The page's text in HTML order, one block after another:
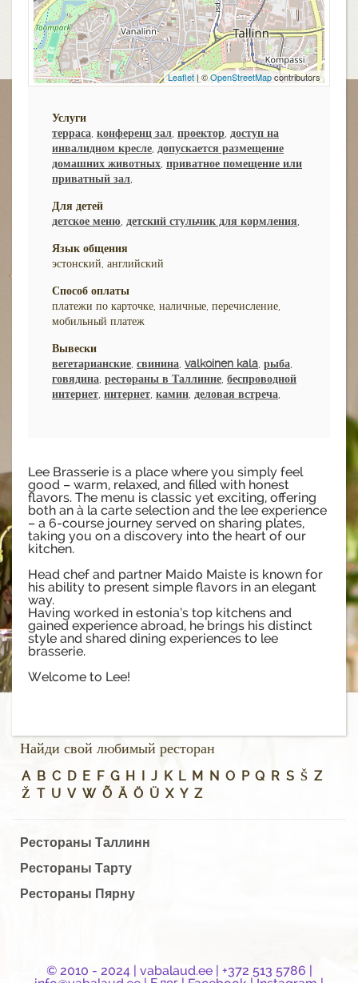
Leaflet | ©OpenStreetMapcontributors
Услуги
терраса, конференц зал, проектор, доступ на
инвалидном кресле, допускается размещение
домашних животных, приватное помещение или
приватный зал,
Для детей
детское меню, детский стульчик для кормления,
Язык общения
эстонский, английский
Способ оплаты
платежи по карточке, наличные, перечисление,
мобильный платеж
Вывески
вегетарианские, свинина, valkoinen kala, рыба,
говядина, рестораны в Таллинне, беспроводной
интернет, интернет, камин, деловая встреча,
Lee Brasserie is a place where you simply feel
good – warm, relaxed, and filled with honest
flavors. The menu is classic yet exciting, offering
both an à la carte selection and the lee experience
– a 6-course journey served on sharing plates,
taking you on a discovery into the heart of our
kitchen.
Head chef and partner Maido Maiste is known for
his ability to present simple flavors in an elegant
way.
Having worked in estonia’s top kitchens and
gained experience abroad, he brings his distinct
style and shared dining experiences to lee
brasserie.
Welcome to Lee!
Найди свой любимый ресторан
A B C D E F G H J K L M N O P Q R S Š Z
Ž T U V W Õ Ä Ö Ü X Y Z
Рестораны Таллинн
Рестораны Тарту
Рестораны Пярну
© 2010 - 2024 | vabalaud.ee| +372 513 5786 |